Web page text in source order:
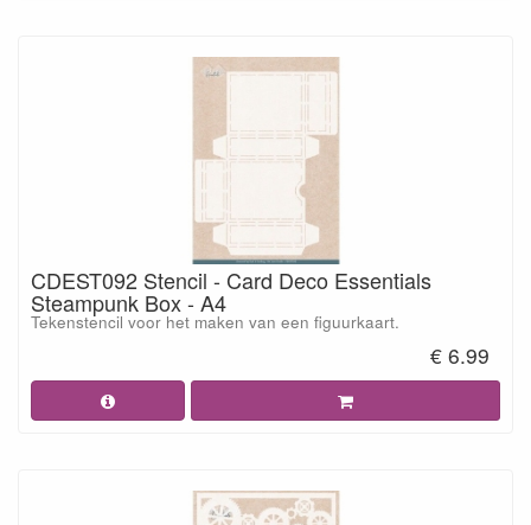
CDEST092 Stencil - Card Deco Essentials
Steampunk Box - A4
Tekenstencil voor het maken van een figuurkaart.
€ 6.99